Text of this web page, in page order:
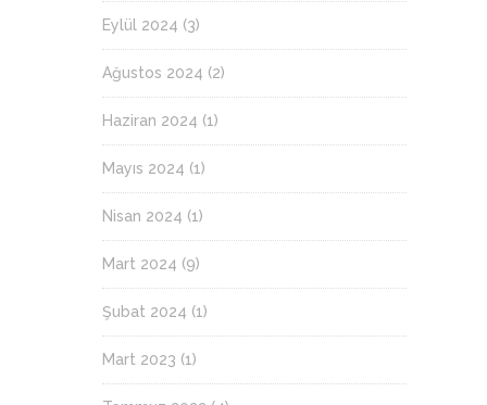
Eylül 2024 (3)
Ağustos 2024 (2)
Haziran 2024 (1)
Mayıs 2024 (1)
Nisan 2024 (1)
Mart 2024 (9)
Şubat 2024 (1)
Mart 2023 (1)